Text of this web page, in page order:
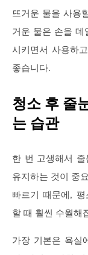
뜨거운 물을 사용
거운 물은 손을 데
시키면서 사용하
좋습니다.
청소 후 줄
는 습관
한 번 고생해서 줄
유지하는 것이 중
빠르기 때문에,
할 때 훨씬 수월해
가장 기본은 욕실